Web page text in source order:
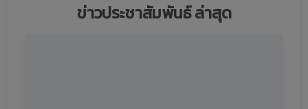
ข่าวประชาสัมพันธ์ ล่าสุด